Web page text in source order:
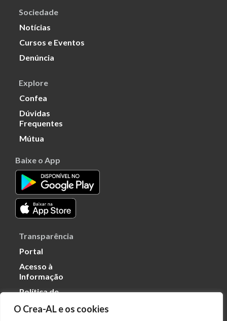
O Crea-AL e os cookies
Sociedade
Notícias
Cursos e Eventos
Denúncia
Explore
Confea
Dúvidas
Frequentes
Mútua
Baixe o App
Transparência
Portal
Acesso à
Informação
Política de
Dados